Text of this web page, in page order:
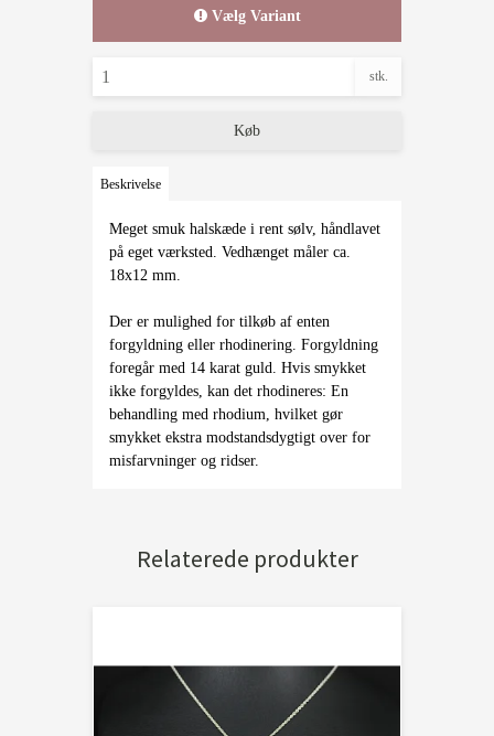
Vælg Variant
stk.
Køb
Beskrivelse
Meget smuk halskæde i rent sølv, håndlavet
på eget værksted. Vedhænget måler ca.
18x12 mm.
Der er mulighed for tilkøb af enten
forgyldning eller rhodinering. Forgyldning
foregår med 14 karat guld. Hvis smykket
ikke forgyldes, kan det rhodineres: En
behandling med rhodium, hvilket gør
smykket ekstra modstandsdygtigt over for
misfarvninger og ridser.
Relaterede produkter